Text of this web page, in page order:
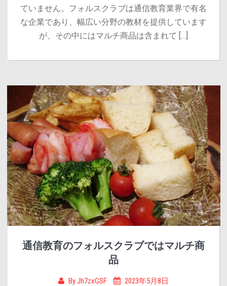
ていません。フォルスクラブは通信教育業界で有名
な企業であり、幅広い分野の教材を提供しています
が、その中にはマルチ商品は含まれて […]
通信教育のフォルスクラブではマルチ商
品
ByJh7zxGSF 2023年5月8日